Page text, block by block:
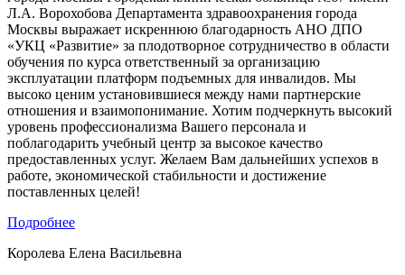
Л.А. Ворохобова Департамента здравоохранения города
Москвы выражает искреннюю благодарность АНО ДПО
«УКЦ «Развитие» за плодотворное сотрудничество в области
обучения по курса ответственный за организацию
эксплуатации платформ подъемных для инвалидов. Мы
высоко ценим установившиеся между нами партнерские
отношения и взаимопонимание. Хотим подчеркнуть высокий
уровень профессионализма Вашего персонала и
поблагодарить учебный центр за высокое качество
предоставленных услуг. Желаем Вам дальнейших успехов в
работе, экономической стабильности и достижение
поставленных целей!
Подробнее
Королева Елена Васильевна